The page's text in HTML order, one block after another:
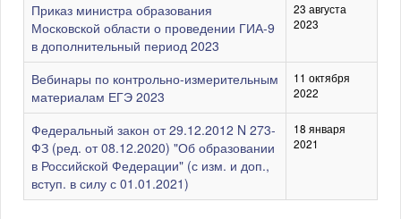
Приказ министра образования
Московской области о проведении ГИА-9
в дополнительный период 2023
23 августа
2023
Вебинары по контрольно-измерительным
материалам ЕГЭ 2023
11 октября
2022
Федеральный закон от 29.12.2012 N 273-
ФЗ (ред. от 08.12.2020) "Об образовании
в Российской Федерации" (с изм. и доп.,
вступ. в силу с 01.01.2021)
18 января
2021